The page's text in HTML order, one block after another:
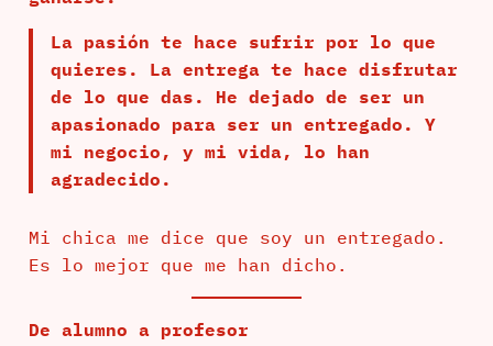
La pasión te hace sufrir por lo que
quieres. La entrega te hace disfrutar
de lo que das. He dejado de ser un
apasionado para ser un entregado. Y
mi negocio, y mi vida, lo han
agradecido.
Mi chica me dice que soy un entregado.
Es lo mejor que me han dicho.
De alumno a profesor